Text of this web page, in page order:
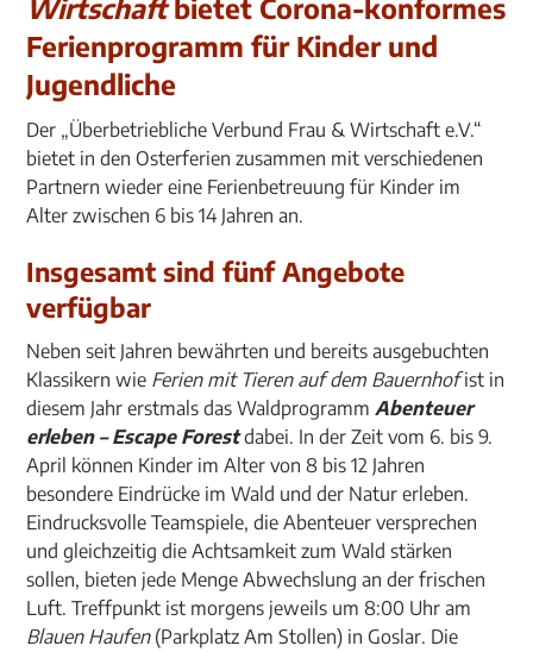
Wirtschaftbietet Corona-konformes
Ferienprogramm für Kinder und
Jugendliche
Der „Überbetriebliche Verbund Frau & Wirtschaft e.V.“
bietet in den Osterferien zusammen mit verschiedenen
Partnern wieder eine Ferienbetreuung für Kinder im
Alter zwischen 6 bis 14 Jahren an.
Insgesamt sind fünf Angebote
verfügbar
Neben seit Jahren bewährten und bereits ausgebuchten
Klassikern wie Ferien mit Tieren auf dem Bauernhofist in
diesem Jahr erstmals das WaldprogrammAbenteuer
erleben – Escape Forestdabei. In der Zeit vom 6. bis 9.
April können Kinder im Alter von 8 bis 12 Jahren
besondere Eindrücke im Wald und der Natur erleben.
Eindrucksvolle Teamspiele, die Abenteuer versprechen
und gleichzeitig die Achtsamkeit zum Wald stärken
sollen, bieten jede Menge Abwechslung an der frischen
Luft. Treffpunkt ist morgens jeweils um 8:00 Uhr am
Blauen Haufen(Parkplatz Am Stollen) in Goslar. Die